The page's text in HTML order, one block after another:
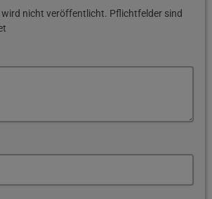
wird nicht veröffentlicht. Pflichtfelder sind